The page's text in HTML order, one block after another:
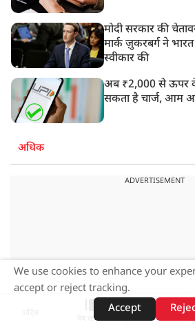
मोदी सरकार की
मार्क ज़ुकरबर्ग ने
स्वीकार की
अब ₹2,000 से ऊपर
सकता है चार्ज, आम
अधिक
ADVERTISEMENT
वेब स्टोरीज़
We use cookies to enhance your
accept or reject tracking.
Accept